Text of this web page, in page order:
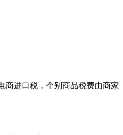
商进口税，个别商品税费由商家